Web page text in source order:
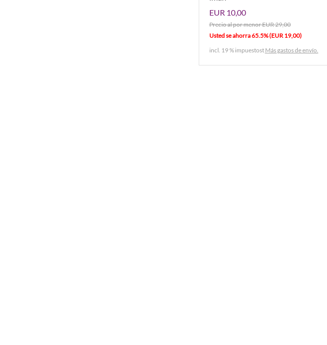
EUR 10,00
Precio al por menor EUR 29,00
Usted se ahorra 65.5% (EUR 19,00)
incl. 19 % impuestost Más gastos de envío.